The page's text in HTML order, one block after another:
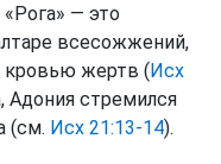
«Рога» — это
всесожжений,
кровью жертв (Исх
Адония стремился
(см. Исх 21:13-14).